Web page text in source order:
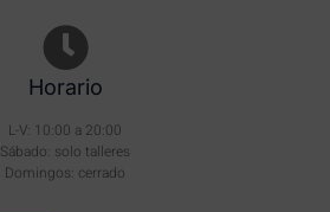
Horario
L-V: 10:00 a 20:00
Sábado: solo talleres
Domingos: cerrado